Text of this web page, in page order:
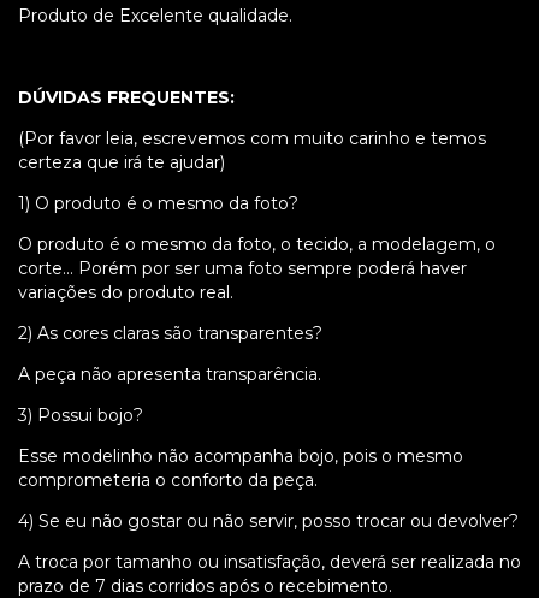
Produto de Excelente qualidade.
DÚVIDAS FREQUENTES:
(Por favor leia, escrevemos com muito carinho e temos
certeza que irá te ajudar)
1) O produto é o mesmo da foto?
O produto é o mesmo da foto, o tecido, a modelagem, o
corte... Porém por ser uma foto sempre poderá haver
variações do produto real.
2) As cores claras são transparentes?
A peça não apresenta transparência.
3) Possui bojo?
Esse modelinho não acompanha bojo, pois o mesmo
comprometeria o conforto da peça.
4) Se eu não gostar ou não servir, posso trocar ou devolver?
A troca por tamanho ou insatisfação, deverá ser realizada no
prazo de 7 dias corridos após o recebimento.